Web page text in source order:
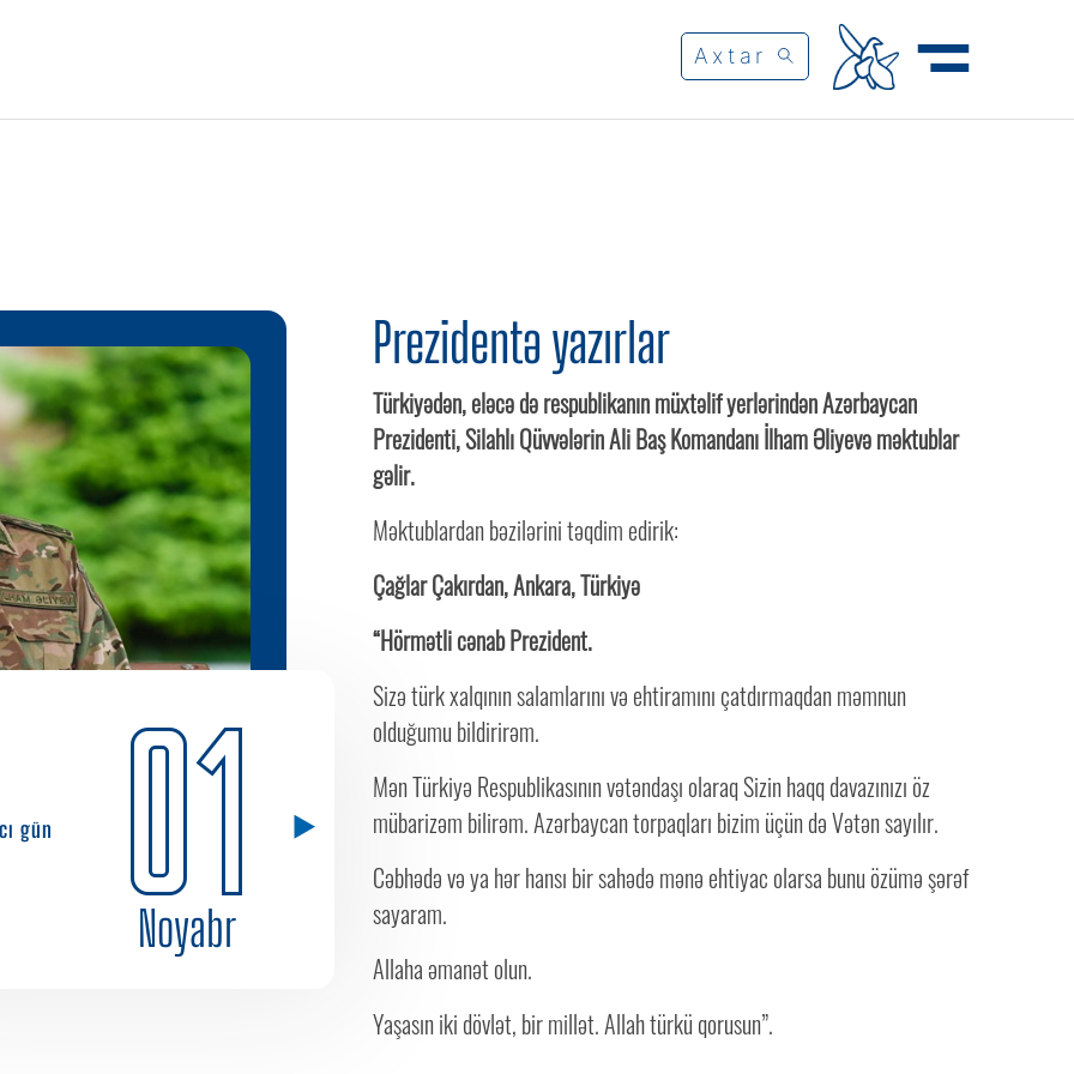
gün 01
Noyabr
Prezidentə yazırlar
Türkiyədən, eləcə də respublikanın müxtəlif yerlərindən Azərbaycan
Prezidenti, Silahlı Qüvvələrin Ali Baş Komandanı İlham Əliyevə məktublar
gəlir.
Məktublardan bəzilərini təqdim edirik:
Çağlar Çakırdan, Ankara, Türkiyə
“Hörmətli cənab Prezident.
Sizə türk xalqının salamlarını və ehtiramını çatdırmaqdan məmnun
olduğumu bildirirəm.
Mən Türkiyə Respublikasının vətəndaşı olaraq Sizin haqq davazınızı öz
mübarizəm bilirəm. Azərbaycan torpaqları bizim üçün də Vətən sayılır.
Cəbhədə və ya hər hansı bir sahədə mənə ehtiyac olarsa bunu özümə şərəf
sayaram.
Allaha əmanət olun.
Yaşasın iki dövlət, bir millət. Allah türkü qorusun”.